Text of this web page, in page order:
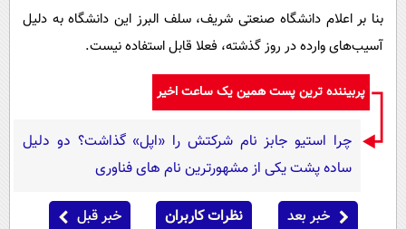
بنا بر اعلام دانشگاه صنعتی شریف، سلف البرز این دانشگاه به دلیل
آسیب‌های وارده در روز گذشته، فعلا قابل استفاده نیست.
پربیننده ترین پست همین یک ساعت اخیر
چرا استیو جابز نام شرکتش را «اپل» گذاشت؟ دو دلیل
ساده پشت یکی از مشهورترین نام های فناوری
خبر بعد نظرات کاربران خبر قبل